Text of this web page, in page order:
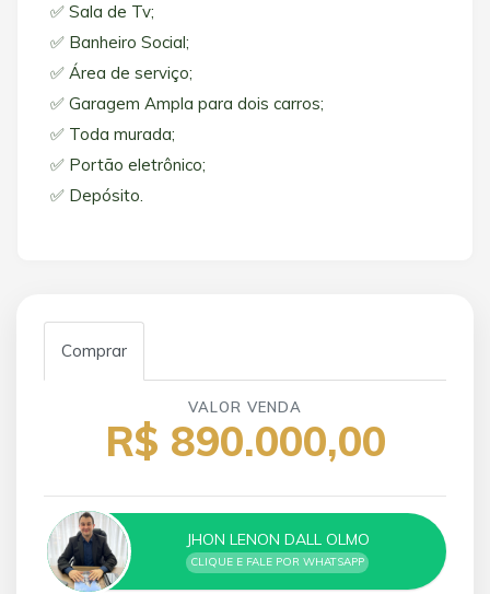
✅ Sala de Tv;
✅ Banheiro Social;
✅ Área de serviço;
✅ Garagem Ampla para dois carros;
✅ Toda murada;
✅ Portão eletrônico;
✅ Depósito.
Comprar
VALOR VENDA
R$ 890.000,00
JHON LENON DALL OLMO
CLIQUE E FALE POR WHATSAPP